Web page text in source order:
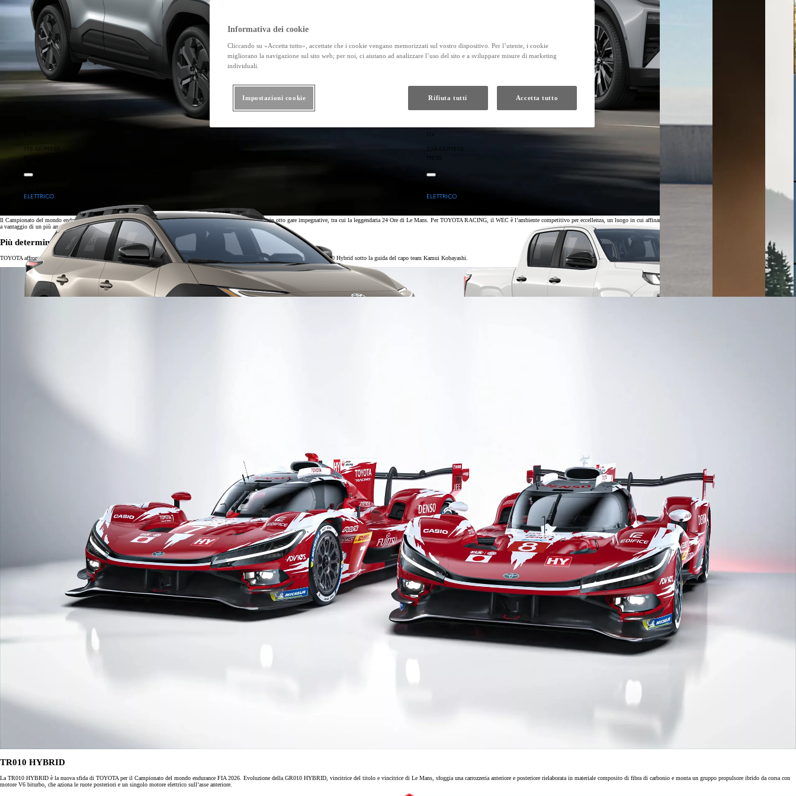
175.50/MESE
MESE
Da
334.65/MESE
MESE
ELETTRICO
ELETTRICO
97.50/MESE
Yaris Cross
IBRIDO
Corolla Touring Sports
Il Campionato del mondo endurance FIA (WEC) mette alla prova piloti, auto e team al più alto livello mondiale in otto gare impegnative, tra cui la leggendaria 24 Ore di Le Mans. Per TOYOTA RACING, il WEC è l’ambiente competitivo per eccellenza, un luogo in cui affinare auto e persone nella ricerca incessante delle prestazioni,
a vantaggio di un più ampio sviluppo di Toyota grazie alle tecnologie d’avanguardia del mondo delle corse.
Più determinata che mai
TOYOTA affronta la 14a stagione nel Campionato mondiale endurance, pronta a superare i limiti della tecnologia ibrida con la nuova TR010 Hybrid sotto la guida del capo team Kamui Kobayashi.
TR010 HYBRID
La TR010 HYBRID è la nuova sfida di TOYOTA per il Campionato del mondo endurance FIA 2026. Evoluzione della GR010 HYBRID, vincitrice del titolo e vincitrice di Le Mans, sfoggia una carrozzeria anteriore e posteriore rielaborata in materiale composito di fibra di carbonio e monta un gruppo propulsore ibrido da corsa con
motore V6 biturbo, che aziona le ruote posteriori e un singolo motore elettrico sull’asse anteriore.
Informativa dei cookie
Cliccando su «Accetta tutto», accettate che i cookie vengano memorizzati sul vostro dispositivo. Per l’utente, i cookie
migliorano la navigazione sul sito web; per noi, ci aiutano ad analizzare l’uso del sito e a sviluppare misure di marketing
individuali.
Rifiuta tutti Accetta tutto
Impostazioni cookie